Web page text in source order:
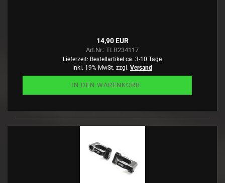
14,90 EUR
Art.Nr.: TLR234117
Lieferzeit: Bestellartikel ca. 3-10 Tage
inkl. 19% MwSt. zzgl. Versand
IN DEN WARENKORB